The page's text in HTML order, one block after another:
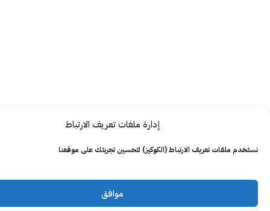
إدارة ملفات تعريف الارتباط
تعريف الارتباط (الكوكيز) لتحسين تجربتك على موقعنا